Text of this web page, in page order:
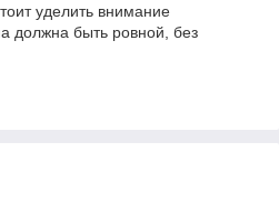
уделить внимание
должна быть ровной, без